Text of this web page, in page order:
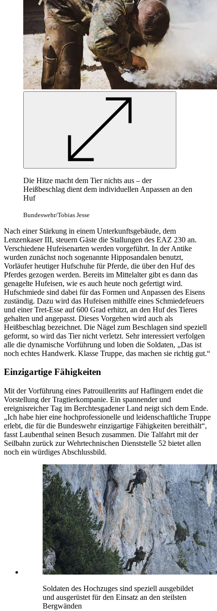
Die Hitze macht dem Tier nichts aus – der
Heißbeschlag dient dem individuellen Anpassen an den
Huf
Bundeswehr/Tobias Jesse
Nach einer Stärkung in einem Unterkunftsgebäude, dem
Lenzenkaser III, steuern Gäste die Stallungen des EAZ 230 an.
Verschiedene Hufeisenarten werden vorgeführt. In der Antike
wurden zunächst noch sogenannte Hipposandalen benutzt,
Vorläufer heutiger Hufschuhe für Pferde, die über den Huf des
Pferdes gezogen werden. Bereits im Mittelalter gibt es dann das
genagelte Hufeisen, wie es auch heute noch gefertigt wird.
Hufschmiede sind dabei für das Formen und Anpassen des Eisens
zuständig. Dazu wird das Hufeisen mithilfe eines Schmiedefeuers
und einer Tret-Esse auf 600 Grad erhitzt, an den Huf des Tieres
gehalten und angepasst. Dieses Vorgehen wird auch als
Heißbeschlag bezeichnet. Die Nägel zum Beschlagen sind speziell
geformt, so wird das Tier nicht verletzt. Sehr interessiert verfolgen
alle die dynamische Vorführung und loben die Soldaten, „Das ist
noch echtes Handwerk. Klasse Truppe, das machen sie richtig gut.“
Einzigartige Fähigkeiten
Mit der Vorführung eines Patrouillenritts auf Haflingern endet die
Vorstellung der Tragtierkompanie. Ein spannender und
ereignisreicher Tag im Berchtesgadener Land neigt sich dem Ende.
„Ich habe hier eine hochprofessionelle und leidenschaftliche Truppe
erlebt, die für die Bundeswehr einzigartige Fähigkeiten bereithält“,
fasst Laubenthal seinen Besuch zusammen. Die Talfahrt mit der
Seilbahn zurück zur Wehrtechnischen Dienststelle 52 bietet allen
noch ein würdiges Abschlussbild.
Soldaten des Hochzuges sind speziell ausgebildet
und ausgerüstet für den Einsatz an den steilsten
Bergwänden